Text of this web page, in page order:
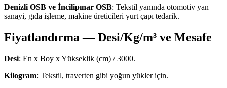
Denizli OSB ve İncilipınar OSB: Tekstil yanında otomotiv yan
sanayi, gıda işleme, makine üreticileri yurt çapı tedarik.
Fiyatlandırma — Desi/Kg/m³ ve Mesafe
Desi: En x Boy x Yükseklik (cm) / 3000.
Kilogram: Tekstil, traverten gibi yoğun yükler için.